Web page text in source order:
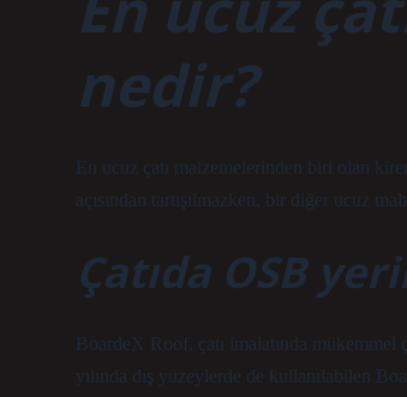
nedir?
En ucuz çatı malzemelerinden biri olan
açısından tartışılmazken, bir diğer ucuz
Çatıda OSB
BoardeX Roof, çatı imalatında mükemmel
yılında dış yüzeylerde de kullanılabilen